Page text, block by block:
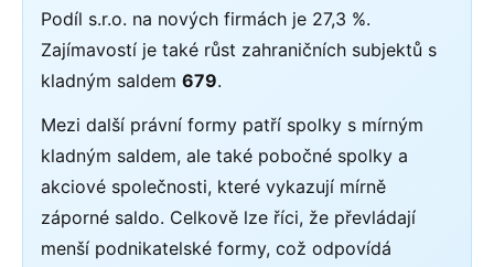
Podíl s.r.o. na nových firmách je 27,3 %.
Zajímavostí je také růst zahraničních subjektů s
kladným saldem 679.
Mezi další právní formy patří spolky s mírným
kladným saldem, ale také pobočné spolky a
akciové společnosti, které vykazují mírně
záporné saldo. Celkově lze říci, že převládají
menší podnikatelské formy, což odpovídá